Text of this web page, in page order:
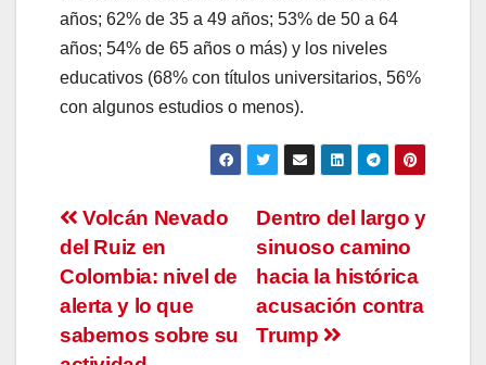
años; 62% de 35 a 49 años; 53% de 50 a 64
años; 54% de 65 años o más) y los niveles
educativos (68% con títulos universitarios, 56%
con algunos estudios o menos).
Navegación
de
entradas
Dentro del largo y
sinuoso camino
hacia la histórica
acusación contra
Trump
Volcán Nevado
del Ruiz en
Colombia: nivel de
alerta y lo que
sabemos sobre su